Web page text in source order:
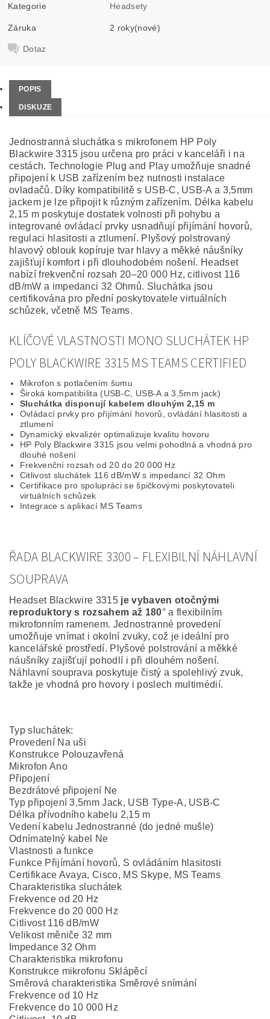
Kategorie Headsety
Záruka 2 roky(nové)
Dotaz
POPIS
DISKUZE
Jednostranná sluchátka s mikrofonem HP Poly
Blackwire 3315 jsou určena pro práci v kanceláři i na
cestách. Technologie Plug and Play umožňuje snadné
připojení k USB zařízením bez nutnosti instalace
ovladačů. Díky kompatibilitě s USB-C, USB-A a 3,5mm
jackem je lze připojit k různým zařízením. Délka kabelu
2,15 m poskytuje dostatek volnosti při pohybu a
integrované ovládací prvky usnadňují přijímání hovorů,
regulaci hlasitosti a ztlumení. Plyšový polstrovaný
hlavový oblouk kopíruje tvar hlavy a měkké náušníky
zajišťují komfort i při dlouhodobém nošení. Headset
nabízí frekvenční rozsah 20–20 000 Hz, citlivost 116
dB/mW a impedanci 32 Ohmů. Sluchátka jsou
certifikována pro přední poskytovatele virtuálních
schůzek, včetně MS Teams.
KLÍČOVÉ VLASTNOSTI MONO SLUCHÁTEK HP
POLY BLACKWIRE 3315 MS TEAMS CERTIFIED
Mikrofon s potlačením šumu
Široká kompatibilita (USB-C, USB-A a 3,5mm jack)
Sluchátka disponují kabelem dlouhým 2,15 m
Ovládací prvky pro přijímání hovorů, ovládání hlasitosti a
ztlumení
Dynamický ekvalizér optimalizuje kvalitu hovoru
HP Poly Blackwire 3315 jsou velmi pohodlná a vhodná pro
dlouhé nošení
Frekvenční rozsah od 20 do 20 000 Hz
Citlivost sluchátek 116 dB/mW s impedancí 32 Ohm
Certifikace pro spolupráci se špičkovými poskytovateli
virtuálních schůzek
Integrace s aplikací MS Teams
ŘADA BLACKWIRE 3300 – FLEXIBILNÍ NÁHLAVNÍ
SOUPRAVA
Headset Blackwire 3315 je vybaven otočnými
reproduktory s rozsahem až 180° a flexibilním
mikrofonním ramenem. Jednostranné provedení
umožňuje vnímat i okolní zvuky, což je ideální pro
kancelářské prostředí. Plyšové polstrování a měkké
náušníky zajišťují pohodlí i při dlouhém nošení.
Náhlavní souprava poskytuje čistý a spolehlivý zvuk,
takže je vhodná pro hovory i poslech multimédií.
Typ sluchátek:
Provedení Na uši
Konstrukce Polouzavřená
Mikrofon Ano
Připojení
Bezdrátové připojení Ne
Typ připojení 3,5mm Jack, USB Type-A, USB-C
Délka přívodního kabelu 2,15 m
Vedení kabelu Jednostranné (do jedné mušle)
Odnímatelný kabel Ne
Vlastnosti a funkce
Funkce Přijímání hovorů, S ovládáním hlasitosti
Certifikace Avaya, Cisco, MS Skype, MS Teams
Charakteristika sluchátek
Frekvence od 20 Hz
Frekvence do 20 000 Hz
Citlivost 116 dB/mW
Velikost měniče 32 mm
Impedance 32 Ohm
Charakteristika mikrofonu
Konstrukce mikrofonu Sklápěcí
Směrová charakteristika Směrové snímání
Frekvence od 10 Hz
Frekvence do 10 000 Hz